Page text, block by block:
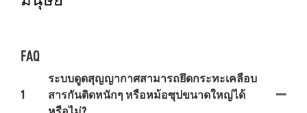
FAQ
1
ระบบดูดสุญญากาศสามารถยึดกระทะเคลือบ
สารกันติดหนักๆ หรือหม้อซุปขนาดใหญ่ได้